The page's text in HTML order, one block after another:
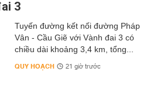
3
Tuyến đường kết nối đường Pháp
Vân - Cầu Giẽ với Vành đai 3 có
chiều dài khoảng 3,4 km, tổng...
QUY HOẠCH 21 giờ trước